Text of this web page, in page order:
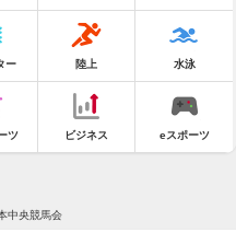
ー 陸上 水泳
ツ ビジネス eスポーツ
中央競馬会